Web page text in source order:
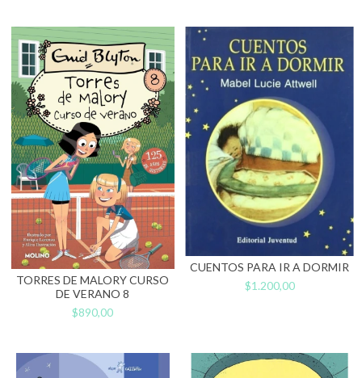
TORRES DE MALORY CURSO
DE VERANO 8
$890,00
CUENTOS PARA IR A DORMIR
$1.200,00